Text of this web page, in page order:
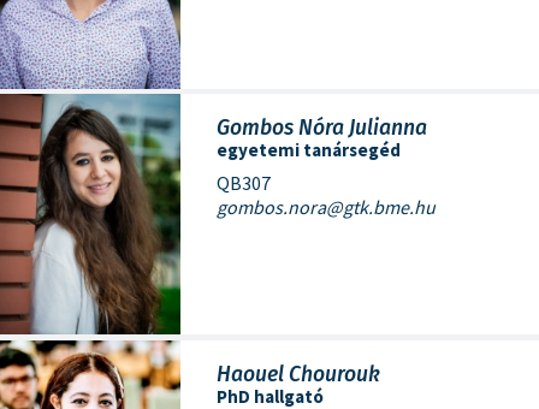
Gombos Nóra Julianna
egyetemi tanársegéd
QB307
gombos.nora@gtk.bme.hu
Haouel Chourouk
PhD hallgató